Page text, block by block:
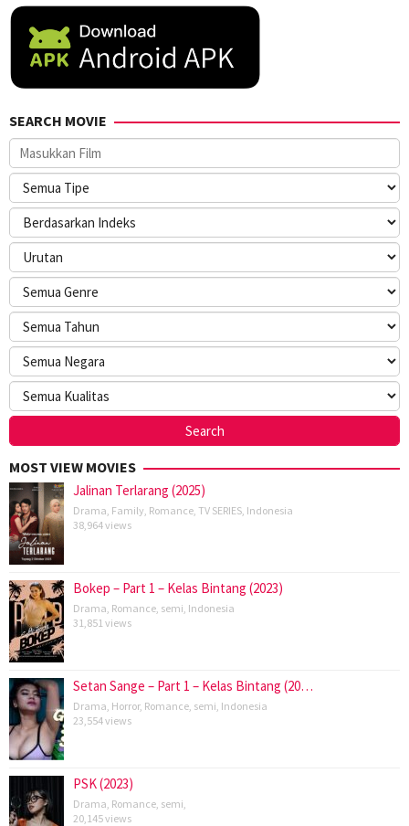
SEARCH MOVIE
MOST VIEW MOVIES
Jalinan Terlarang (2025)
Drama Family Romance TV SERIES Indonesia
38,964 views
Bokep – Part 1 – Kelas Bintang (2023)
Drama Romance semi Indonesia
31,851 views
Setan Sange – Part 1 – Kelas Bintang (20…
Drama Horror, Romance semi Indonesia
23,554 views
PSK (2023)
Drama Romance semi
20,145 views